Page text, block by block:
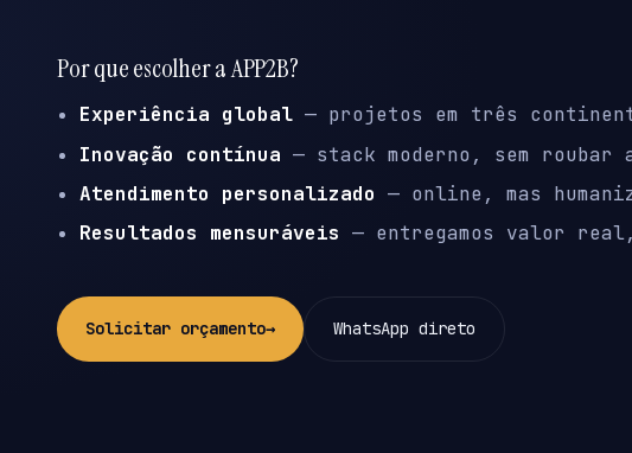
Por que escolher a APP2B?
Experiência global — projetos em três
Inovação contínua — stack moderno, sem roubar
Atendimento personalizado — online, mas
Resultados mensuráveis — entregamos valor real,
Solicitar orçamento→ WhatsApp direto